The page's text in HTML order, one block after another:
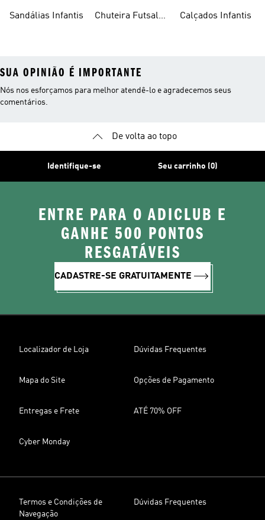
Sandálias Infantis
Chuteira Futsal
Calçados Infantis
SUA OPINIÃO É IMPORTANTE
Nós nos esforçamos para melhor atendê-lo e agradecemos seus
comentários.
De volta ao topo
Identifique-se Seu carrinho (0)
ENTRE PARA O ADICLUB E
GANHE 500 PONTOS
RESGATÁVEIS
CADASTRE-SE GRATUITAMENTE
Localizador de Loja Dúvidas Frequentes
Mapa do Site Opções de Pagamento
Entregas e Frete ATÉ 70% OFF
Cyber Monday
Termos e Condições de
Navegação
Dúvidas Frequentes